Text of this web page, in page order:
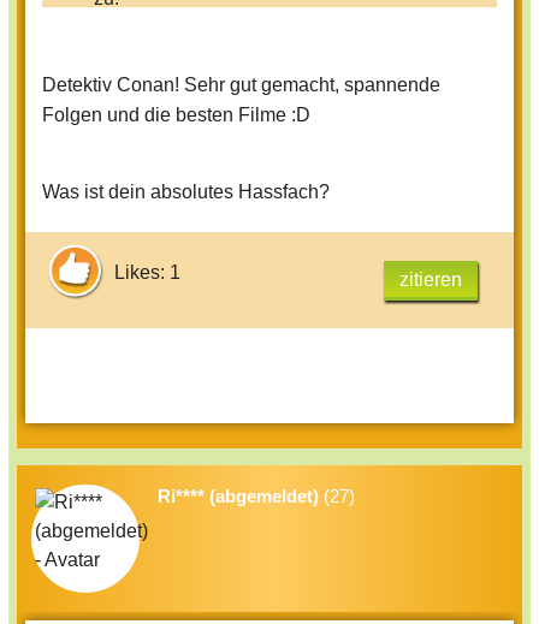
Was ist deine Lieblingsserie?
Detektiv Conan! Sehr gut gemacht, spannende
Folgen und die besten Filme :D
Was ist dein absolutes Hassfach?
Likes: 1 zitieren
Ri**** (abgemeldet) (27)